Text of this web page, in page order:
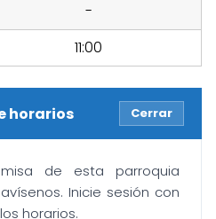
-
11:00
horarios Cerrar
de esta parroquia
Inicie sesión con
horarios.